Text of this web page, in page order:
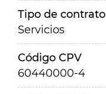
Tipo de contrato
Servicios
Código CPV
60440000-4